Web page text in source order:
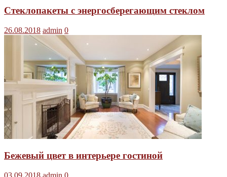
Стеклопакеты с энергосберегающим стеклом
26.08.2018 admin 0
Бежевый цвет в интерьере гостиной
03.09.2018 admin 0